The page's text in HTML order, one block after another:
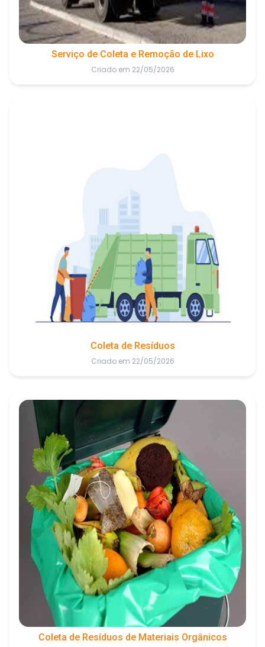
Serviço de Coleta e Remoção de Lixo
Criado em 22/05/2026
Coleta de Resíduos
Criado em 22/05/2026
Coleta de Resíduos de Materiais Orgânicos